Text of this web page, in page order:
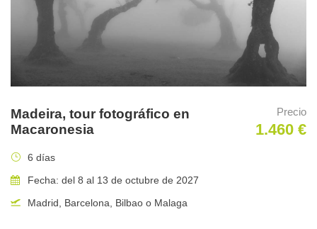
volver en sesión privada cuando quiera.
Finca Peñalajo-Aprisco ( Visor del Marques)
Duración del viaje
4 días (del 25/07/2026 al 28/07/2026)
Madeira, tour fotográfico en
Macaronesia
Precio
1.460 €
6 días
Fecha: del 8 al 13 de octubre de 2027
Madrid, Barcelona, Bilbao o Malaga